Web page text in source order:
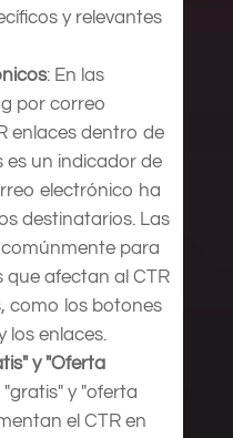
y relevantes
: En las
por correo
enlaces dentro de
es un indicador de
electrónico ha
destinatarios. Las
para
que afectan al CTR
como los botones
los enlaces.
y "Oferta
y "oferta
el CTR en